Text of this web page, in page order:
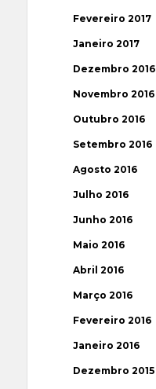
Fevereiro 2017
Janeiro 2017
Dezembro 2016
Novembro 2016
Outubro 2016
Setembro 2016
Agosto 2016
Julho 2016
Junho 2016
Maio 2016
Abril 2016
Março 2016
Fevereiro 2016
Janeiro 2016
Dezembro 2015